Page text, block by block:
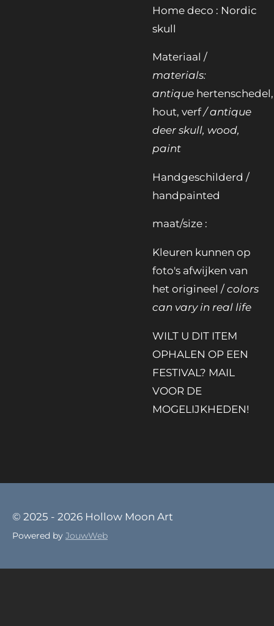
Home deco : Nordic
skull
Materiaal /
materials:
antique hertenschedel,
hout, verf/ antique
deer skull, wood,
paint
Handgeschilderd /
handpainted
maat/size :
Kleuren kunnen op
foto's afwijken van
het origineel / colors
can vary in real life
WILT U DIT ITEM
OPHALEN OP EEN
FESTIVAL? MAIL
VOOR DE
MOGELIJKHEDEN!
© 2025 - 2026 Hollow Moon Art
Powered by JouwWeb